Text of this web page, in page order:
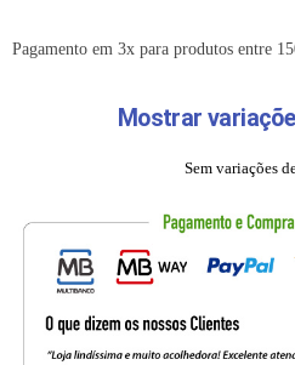
Pagamento em 3x para produtos entre
Mostrar
Sem variações